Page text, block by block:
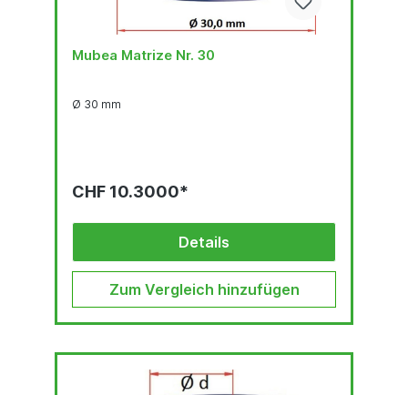
Mubea Matrize Nr. 30
Ø 30 mm
CHF 10.3000*
Details
Zum Vergleich hinzufügen